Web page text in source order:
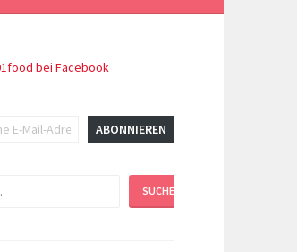
bei Facebook
ABONNIEREN
SUCHEN